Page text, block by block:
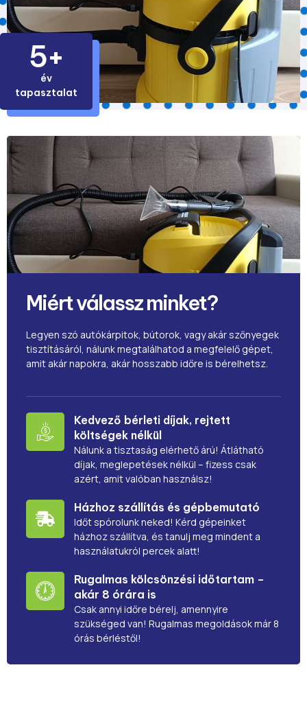
5+
év
tapasztalat
Miért válassz minket?
Legyen szó autókárpitok, bútorok, vagy akár szőnyegek
tisztításáról, nálunk megtalálhatod a megfelelő gépet,
amit akár napokra, akár hosszabb időre is bérelhetsz.
Kedvező bérleti díjak, rejtett
költségek nélkül
Nálunk a tisztaság elérhető árú! Átlátható
díjak, meglepetések nélkül – fizess csak
azért, amit valóban használsz!
Házhoz szállítás és gépbemutató
Időt spórolunk neked! Kérd gépeinket
házhoz szállítva, és tanulj meg mindent a
használatukról percek alatt!
Rugalmas kölcsönzési időtartam –
akár 8 órára is
Csak annyi időre bérelj, amennyire
szükséged van! Rugalmas megoldások már 8
órás bérléstől!